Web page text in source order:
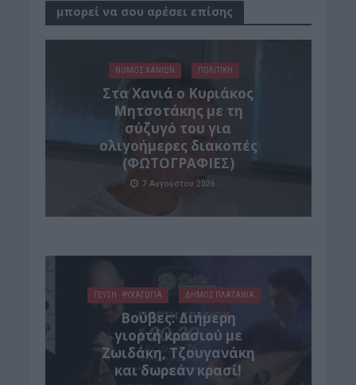
μπορεί να σου αρέσει επίσης
ΝΟΜΌΣ ΧΑΝΊΩΝ ΠΟΛΙΤΙΚΗ
Στα Χανιά ο Κυριάκος
Μητσοτάκης με τη
σύζυγό του για
ολιγοήμερες διακοπές
(ΦΩΤΟΓΡΑΦΙΕΣ)
7 Αυγούστου 2026
ΓΕΎΣΗ - ΨΥΧΑΓΩΓΊΑ ΔΉΜΟΣ ΠΛΑΤΑΝΙΆ
Βούβες: Διήμερη
γιορτή κρασιού με
Ζωιδάκη, Τζουγανάκη
και δωρεάν κρασί!